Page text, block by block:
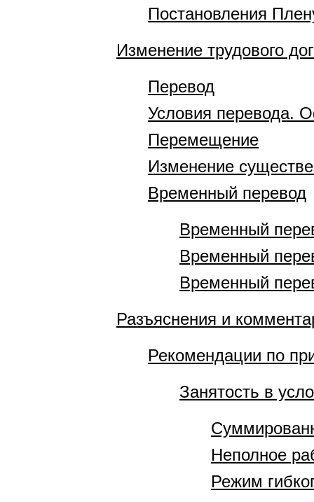
Постановления
Изменение трудового
Перевод
Условия перевода.
Перемещение
Изменение
Временный перевод
Временный
Временный
Временный
Разъяснения и
Рекомендации по
Занятость в
Неполное
Режим